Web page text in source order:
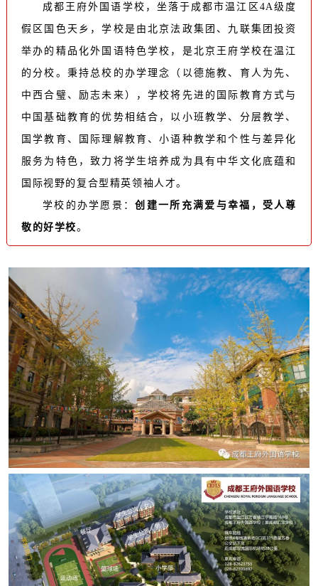
成都王府外国语学校，坐落于成都市温江区4A级度
假区国色天乡，学校是由北京法政集团、九联集团投资
举办的精品化外国语特色学校，是北京王府学校在温江
的分校。秉持总校的办学理念（以德施教、育人为先、
中西合璧、励志未来），学校将先进的国际教育方式与
中国基础教育的优势相结合，以小班教学、分层教学、
国学教育、国际理解教育、小语种教学和个性与差异化
服务为特色，致力将学生培养成为具有中华文化底蕴和
国际视野的复合型精英领袖人才。
学校的办学愿景：创建一所充满爱与幸福，受人尊
敬的好学校。